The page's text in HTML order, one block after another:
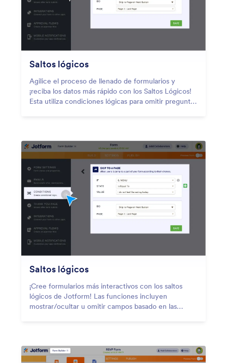
Saltos lógicos
Agilice el proceso de llenado de formularios y
¡reciba los datos más rápido con los Saltos Lógicos!
Esta utiliza condiciones lógicas para omitir preguntas
Saltos lógicos
¡Cree formularios más interactivos con los saltos
lógicos de Jotform! Las funciones incluyen
mostrar/ocultar u omitir campos basado en las